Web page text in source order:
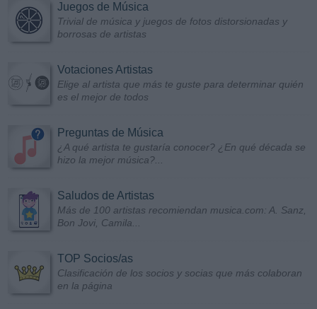
Juegos de Música
Trivial de música y juegos de fotos distorsionadas y
borrosas de artistas
Votaciones Artistas
Elige al artista que más te guste para determinar quién
es el mejor de todos
Preguntas de Música
¿A qué artista te gustaría conocer? ¿En qué década se
hizo la mejor música?...
Saludos de Artistas
Más de 100 artistas recomiendan musica.com: A. Sanz,
Bon Jovi, Camila...
TOP Socios/as
Clasificación de los socios y socias que más colaboran
en la página